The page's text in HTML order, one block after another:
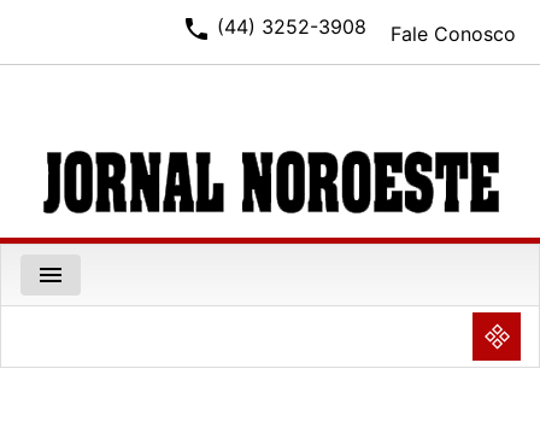
Fale Conosco
phone (44) 3252-3908
menu
NULL